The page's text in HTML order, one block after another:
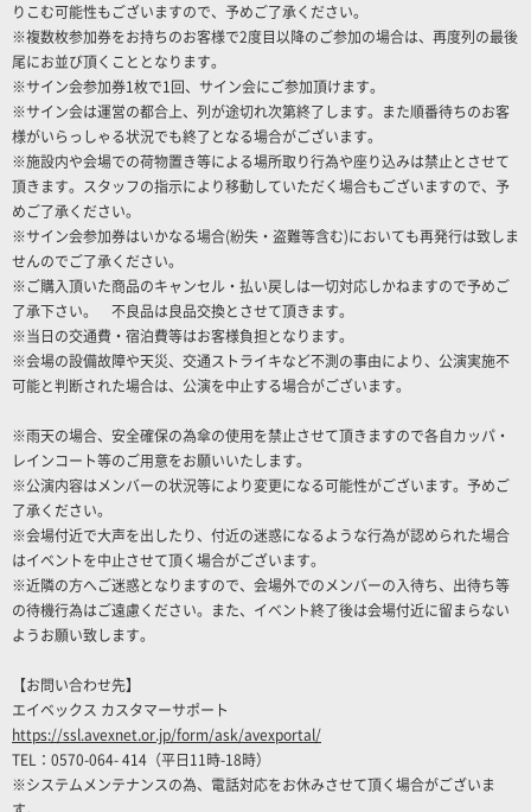
りこむ可能性もございますので、予めご了承ください。
※複数枚参加券をお持ちのお客様で2度目以降のご参加の場合は、再度列の最後
尾にお並び頂くこととなります。
※サイン会参加券1枚で1回、サイン会にご参加頂けます。
※サイン会は運営の都合上、列が途切れ次第終了します。また順番待ちのお客
様がいらっしゃる状況でも終了となる場合がございます。
※施設内や会場での荷物置き等による場所取り行為や座り込みは禁止とさせて
頂きます。スタッフの指示により移動していただく場合もございますので、予
めご了承ください。
※サイン会参加券はいかなる場合(紛失・盗難等含む)においても再発行は致しま
せんのでご了承ください。
※ご購入頂いた商品のキャンセル・払い戻しは一切対応しかねますので予めご
了承下さい。 不良品は良品交換とさせて頂きます。
※当日の交通費・宿泊費等はお客様負担となります。
※会場の設備故障や天災、交通ストライキなど不測の事由により、公演実施不
可能と判断された場合は、公演を中止する場合がございます。
※雨天の場合、安全確保の為傘の使用を禁止させて頂きますので各自カッパ・
レインコート等のご用意をお願いいたします。
※公演内容はメンバーの状況等により変更になる可能性がございます。予めご
了承ください。
※会場付近で大声を出したり、付近の迷惑になるような行為が認められた場合
はイベントを中止させて頂く場合がございます。
※近隣の方へご迷惑となりますので、会場外でのメンバーの入待ち、出待ち等
の待機行為はご遠慮ください。また、イベント終了後は会場付近に留まらない
ようお願い致します。
【お問い合わせ先】
エイベックス カスタマーサポート
https://ssl.avexnet.or.jp/form/ask/avexportal/
TEL：0570-064- 414（平日11時-18時）
※システムメンテナンスの為、電話対応をお休みさせて頂く場合がございま